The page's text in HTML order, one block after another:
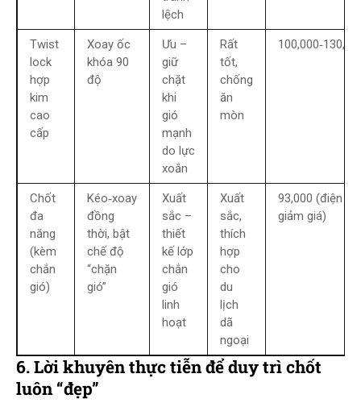
lệch
Twist
lock
hợp
kim
cao
cấp
Xoay ốc
khóa 90
độ
Ưu –
giữ
chặt
khi
gió
mạnh
do lực
xoắn
Rất
tốt,
chống
ăn
mòn
Chốt
đa
năng
(kèm
chắn
gió)
Kéo‑xoay
đồng
thời, bật
chế độ
“chặn
gió”
Xuất
sắc –
thiết
kế lớp
chắn
gió
linh
hoạt
Xuất
sắc,
thích
hợp
cho
du
lịch
dã
ngoại
93,000 (điện tử
giảm giá)
6. Lời khuyên thực tiễn để duy trì chốt
luôn “đẹp”